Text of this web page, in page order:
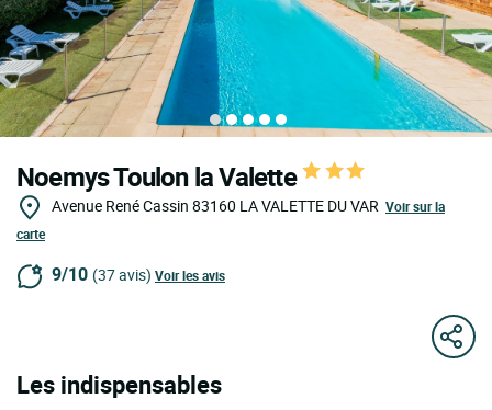
Noemys Toulon la Valette
Avenue René Cassin 83160 LA VALETTE DU VAR Voir sur la
carte
9/10 (37 avis) Voir les avis
Les indispensables